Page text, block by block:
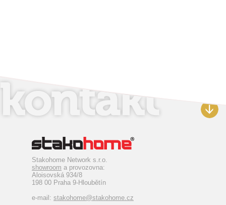
Stakohome Network s.r.o.
showroom a provozovna:
Aloisovská 934/8
198 00 Praha 9-Hloubětín
e-mail: stakohome@stakohome.cz